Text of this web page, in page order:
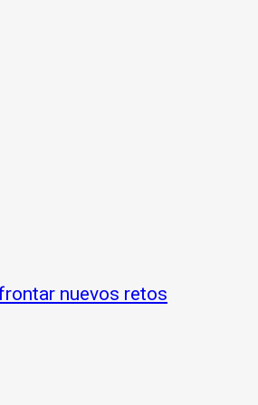
nuevos retos